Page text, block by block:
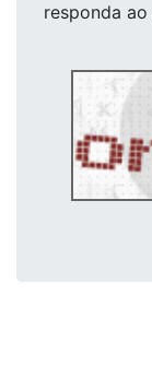
responda